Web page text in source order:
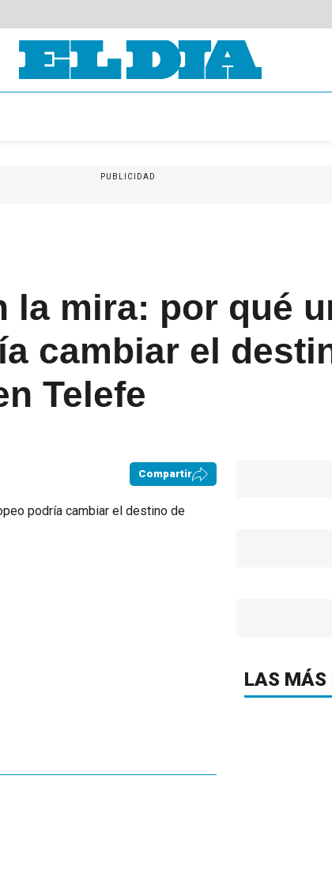
PUBLICIDAD
la mira: por qué
cambiar el
Telefe
Compartir
LAS MÁS